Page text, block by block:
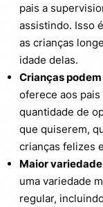
pais a
assistindo. Isso
as crianças
idade delas.
Crianças
oferece aos pais
quantidade de
que quiserem,
crianças felizes
Maior
uma variedade
regular,